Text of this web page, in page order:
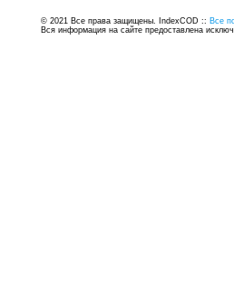
© 2021 Все права защищены. IndexCOD :: Все
Вся информация на сайте предоставлена